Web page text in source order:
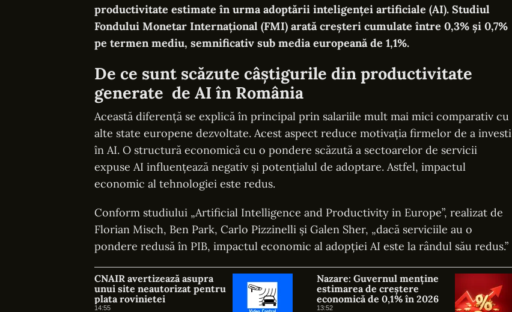
productivitate estimate în urma adoptării inteligenței artificiale (AI). Studiul
Fondului Monetar Internațional (FMI) arată creșteri cumulate între 0,3% și 0,7%
pe termen mediu, semnificativ sub media europeană de 1,1%.
De ce sunt scăzute câștigurile din productivitate
generate de AI în România
Această diferență se explică în principal prin salariile mult mai mici comparativ cu
alte state europene dezvoltate. Acest aspect reduce motivația firmelor de a investi
în AI. O structură economică cu o pondere scăzută a sectoarelor de servicii
expuse AI influențează negativ și potențialul de adoptare. Astfel, impactul
economic al tehnologiei este redus.
Conform studiului „Artificial Intelligence and Productivity in Europe”, realizat de
Florian Misch, Ben Park, Carlo Pizzinelli și Galen Sher, „dacă serviciile au o
pondere redusă în PIB, impactul economic al adopției AI este la rândul său redus.”
CNAIR avertizează asupra
unui site neautorizat pentru
plata rovinietei
14:55
Nazare: Guvernul menține
estimarea de creștere
economică de 0,1% în 2026
13:52